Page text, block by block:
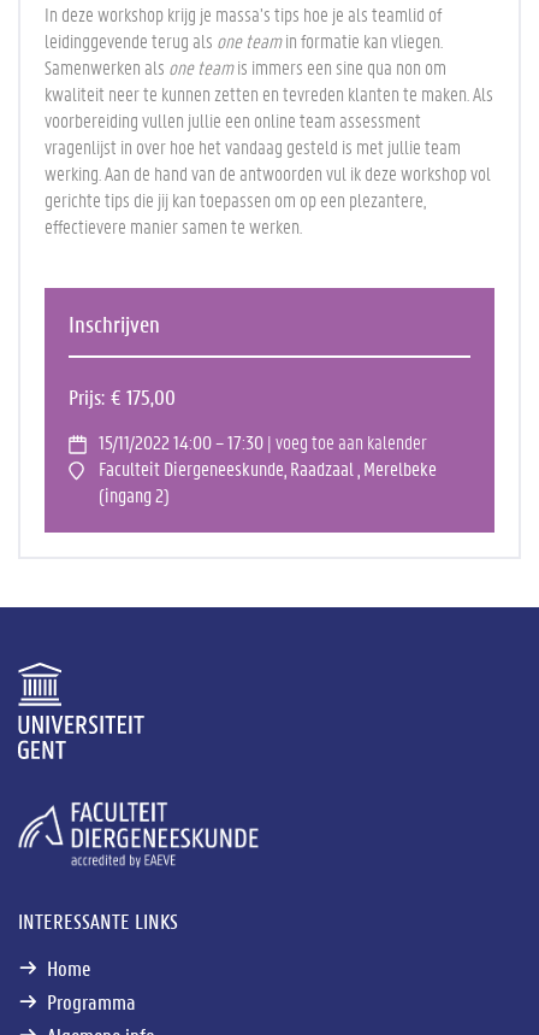
In deze workshop krijg je massa’s tips hoe je als teamlid of
leidinggevende terug als one teamin formatie kan vliegen.
Samenwerken als one teamis immers een sine qua non om
kwaliteit neer te kunnen zetten en tevreden klanten te maken. Als
voorbereiding vullen jullie een online team assessment
vragenlijst in over hoe het vandaag gesteld is met jullie team
werking. Aan de hand van de antwoorden vul ik deze workshop vol
gerichte tips die jij kan toepassen om op een plezantere,
effectievere manier samen te werken.
Inschrijven
Prijs € 175,00
15/11/2022 14:00 – 17:30| voeg toe aan kalender
Faculteit Diergeneeskunde, Raadzaal , Merelbeke
(ingang 2)
INTERESSANTE LINKS
Home
Programma